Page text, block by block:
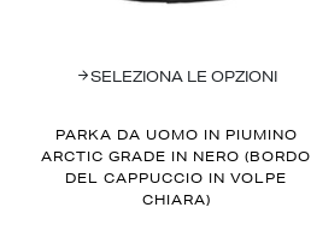
SELEZIONA LE OPZIONI
PARKA DA UOMO IN PIUMINO
ARCTIC GRADE IN NERO (BORDO
DEL CAPPUCCIO IN VOLPE
CHIARA)